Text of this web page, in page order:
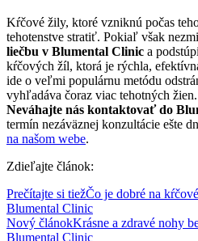
Kŕčové žily, ktoré vzniknú počas
tehotenstve stratiť. Pokiaľ však
liečbu v Blumental Clinic a
kŕčových žíl, ktorá je rýchla,
ide o veľmi populárnu metódu
vyhľadáva čoraz viac tehotných
Neváhajte nás kontaktovať do
termín nezáväznej konzultácie ešte
na našom webe.
Zdieľajte článok:
Prečítajte si tiežČo je dobré na
Blumental Clinic
Nový článokKrásne a zdravé nohy
Blumental Clinic